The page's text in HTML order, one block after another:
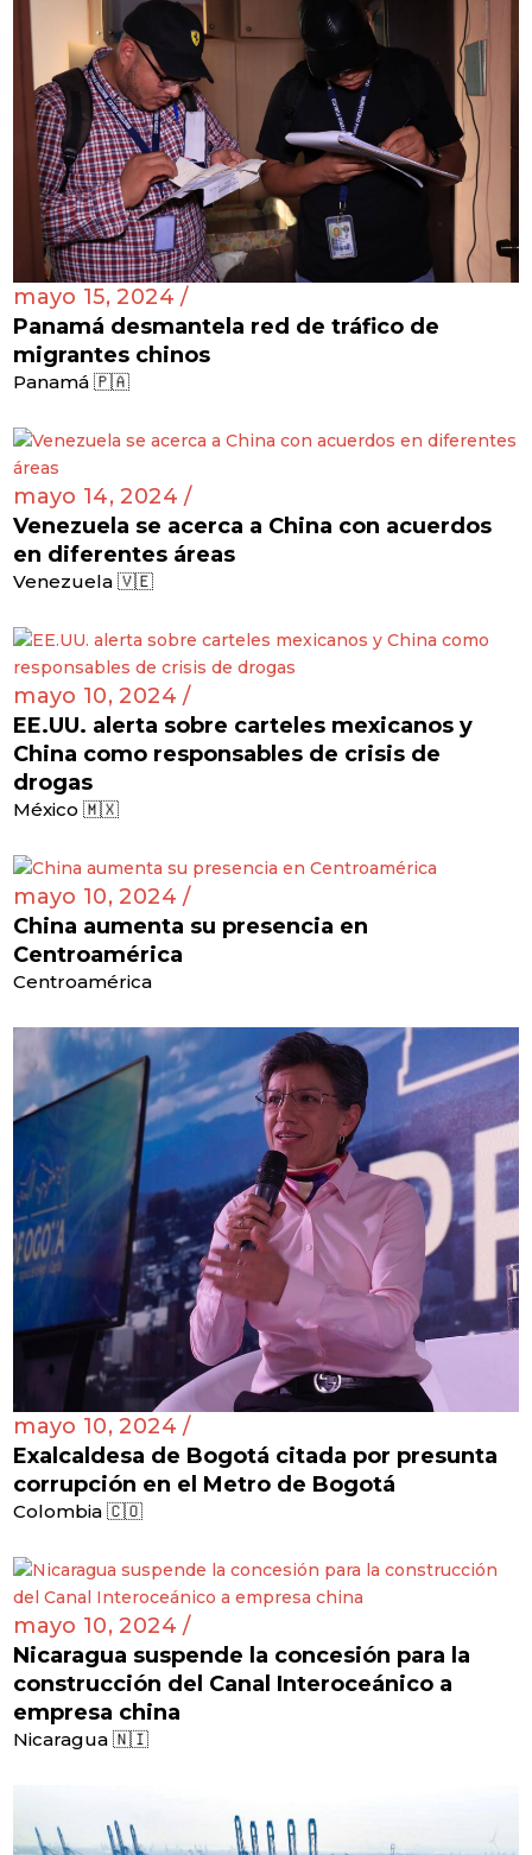
mayo 15, 2024 /
Panamá desmantela red de tráfico de
migrantes chinos
Panamá 🇵🇦
mayo 14, 2024 /
Venezuela se acerca a China con acuerdos
en diferentes áreas
Venezuela 🇻🇪
mayo 10, 2024 /
EE.UU. alerta sobre carteles mexicanos y
China como responsables de crisis de
drogas
México 🇲🇽
mayo 10, 2024 /
China aumenta su presencia en
Centroamérica
Centroamérica
mayo 10, 2024 /
Exalcaldesa de Bogotá citada por presunta
corrupción en el Metro de Bogotá
Colombia 🇨🇴
mayo 10, 2024 /
Nicaragua suspende la concesión para la
construcción del Canal Interoceánico a
empresa china
Nicaragua 🇳🇮